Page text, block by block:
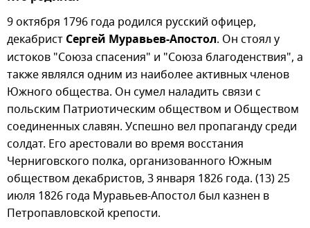
9 октября 1796 года родился русский офицер,
декабрист Сергей Муравьев-Апостол. Он стоял у
истоков "Союза спасения" и "Союза благоденствия", а
также являлся одним из наиболее активных членов
Южного общества. Он сумел наладить связи с
польским Патриотическим обществом и Обществом
соединенных славян. Успешно вел пропаганду среди
солдат. Его арестовали во время восстания
Черниговского полка, организованного Южным
обществом декабристов, 3 января 1826 года. (13) 25
июля 1826 года Муравьев-Апостол был казнен в
Петропавловской крепости.